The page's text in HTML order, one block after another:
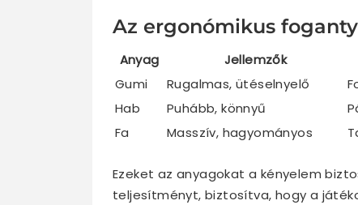
Az ergonómikus
Anyag Jellemzők
Gumi
Rugalmas, ütéselnyelő
Hab
Puhább, könnyű
Fa
Masszív, hagyományos
Ezeket az anyagokat a kényelem
teljesítményt, biztosítva, hogy a